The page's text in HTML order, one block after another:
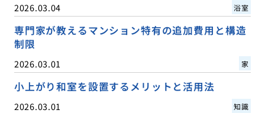
2026.03.04 浴室
専門家が教えるマンション特有の追加費用と構造
制限
2026.03.01 家
小上がり和室を設置するメリットと活用法
2026.03.01 知識